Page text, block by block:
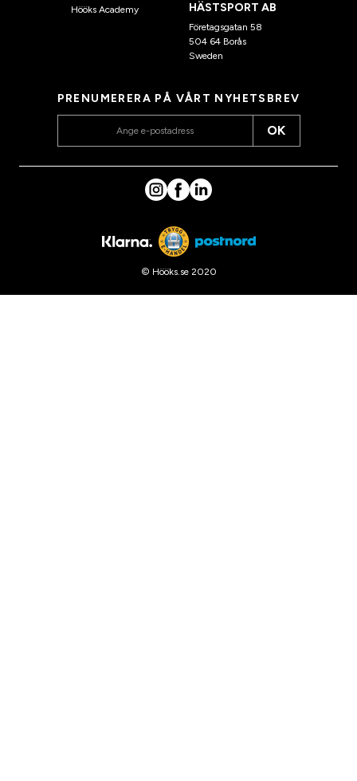
Hööks Academy
HÄSTSPORT AB
Företagsgatan 58
504 64 Borås
Sweden
PRENUMERERA PÅ VÅRT NYHETSBREV
OK
© Hööks.se 2020